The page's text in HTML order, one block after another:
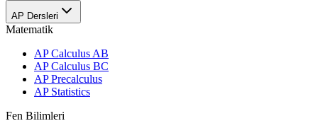
AP Dersleri
Matematik
AP Calculus AB
AP Calculus BC
AP Precalculus
AP Statistics
Fen Bilimleri